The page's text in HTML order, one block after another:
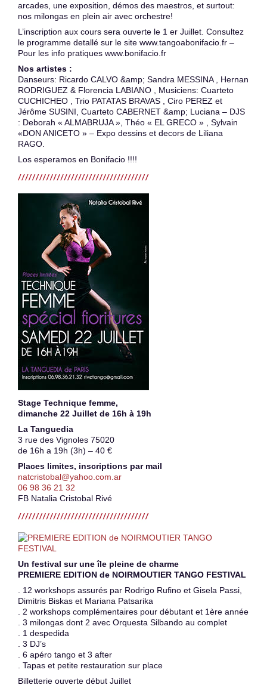
arcades, une exposition, démos des maestros, et surtout:
nos milongas en plein air avec orchestre!
L’inscription aux cours sera ouverte le 1 er Juillet. Consultez
le programme detallé sur le site www.tangoabonifacio.fr –
Pour les info pratiques www.bonifacio.fr
Nos artistes :
Danseurs: Ricardo CALVO &amp; Sandra MESSINA , Hernan
RODRIGUEZ & Florencia LABIANO , Musiciens: Cuarteto
CUCHICHEO , Trio PATATAS BRAVAS , Ciro PEREZ et
Jérôme SUSINI, Cuarteto CABERNET &amp; Luciana – DJS
: Deborah « ALMABRUJA », Théo « EL GRECO » , Sylvain
«DON ANICETO » – Expo dessins et decors de Liliana
RAGO.
Los esperamos en Bonifacio !!!!
Stage Technique femme,
dimanche 22 Juillet de 16h à 19h
La Tanguedia
3 rue des Vignoles 75020
de 16h a 19h (3h) – 40 €
Places limites, inscriptions par mail
natcristobal@yahoo.com.ar
06 98 36 21 32
FB Natalia Cristobal Rivé
Un festival sur une île pleine de charme
PREMIERE EDITION de NOIRMOUTIER TANGO FESTIVAL
. 12 workshops assurés par Rodrigo Rufino et Gisela Passi,
Dimitris Biskas et Mariana Patsarika
. 2 workshops complémentaires pour débutant et 1ère année
. 3 milongas dont 2 avec Orquesta Silbando au complet
. 1 despedida
. 3 DJ’s
. 6 apéro tango et 3 after
. Tapas et petite restauration sur place
Billetterie ouverte début Juillet